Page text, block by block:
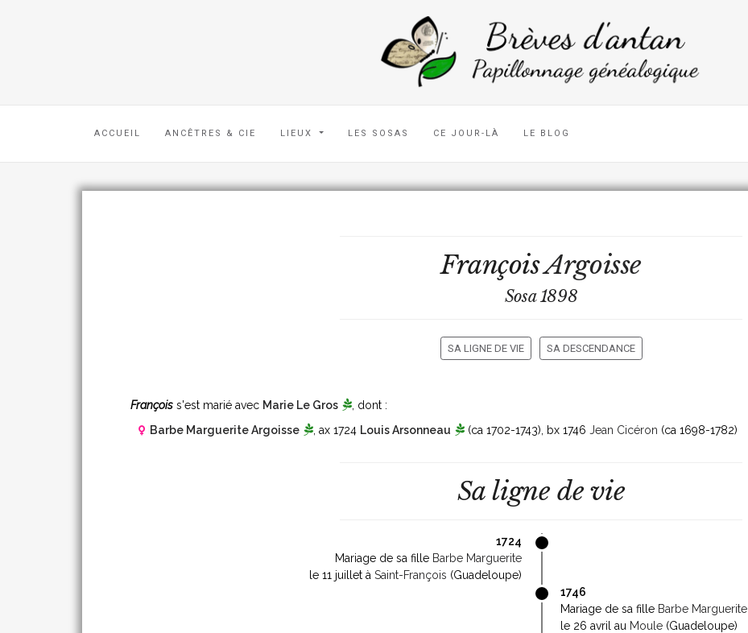
ACCUEIL ANCÊTRES & CIE LIEUX LES SOSAS CE JOUR-LÀ LE BLOG
FrançoisArgoisse
Sosa 1898
SA LIGNE DE VIE SA DESCENDANCE
François s'est marié avec Marie Le Gros
, dont :
Barbe Marguerite Argoisse
, ax 1724 Louis Arsonneau (ca 1702-1743) , bx 1746 Jean Cicéron (ca 1698-1782)
Sa ligne de vie
1724
Mariage de sa fille Barbe Marguerite
le 11 juillet à Saint-François (Guadeloupe)
1746
Mariage de sa fille Barbe Marguerite
le 26 avril au Moule (Guadeloupe)